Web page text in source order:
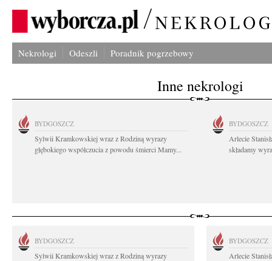
Nekrologi Odeszli Poradnik pogrzebowy
Inne nekrologi
BYDGOSZCZ
Sylwii Kramkowskiej wraz z Rodziną wyrazy
głębokiego współczucia z powodu śmierci Mamy...
BYDGOSZCZ
Arlecie
składamy
BYDGOSZCZ
Sylwii Kramkowskiej wraz z Rodziną wyrazy
BYDGOSZCZ
Arlecie